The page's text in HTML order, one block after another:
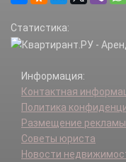
Статистика:
Информация:
Контактная
Политика
Размещение рекламы
Советы юриста
Новости